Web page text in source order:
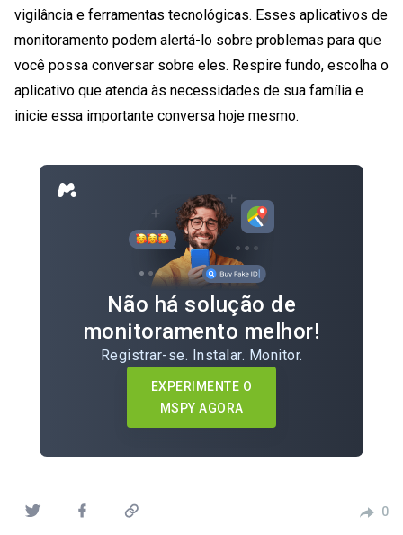
vigilância e ferramentas tecnológicas. Esses aplicativos de
monitoramento podem alertá-lo sobre problemas para que
você possa conversar sobre eles. Respire fundo, escolha o
aplicativo que atenda às necessidades de sua família e
inicie essa importante conversa hoje mesmo.
Não há solução de
monitoramento melhor!
Registrar-se. Instalar. Monitor.
EXPERIMENTE O
MSPY AGORA
0